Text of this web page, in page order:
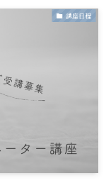
講座日程